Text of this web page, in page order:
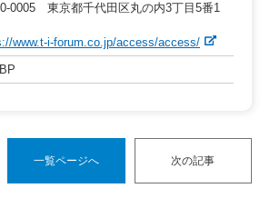
0005 東京都千代田区丸の内3丁目5番1
www.t-i-forum.co.jp/access/access/
一覧ページへ 次の記事